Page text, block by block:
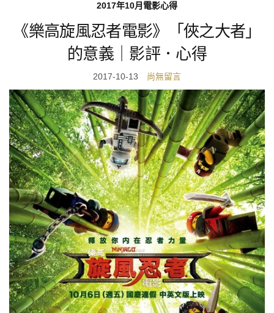
2017年10月電影心得
《樂高旋風忍者電影》「俠之大者」
的意義｜影評．心得
2017-10-13 尚無留言